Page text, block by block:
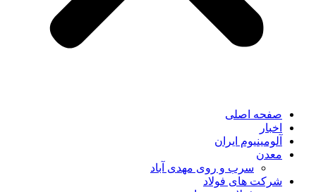
صفحه اصلی
اخبار
آلومینیوم ایران
معدن
سرب و روی مهدی آباد
شرکت های فولاد